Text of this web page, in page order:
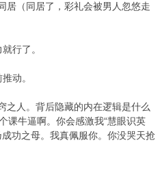
居（同居了，彩礼会被男人忽悠走
行了。
动。
之人。背后隐藏的内在逻辑是什么
课牛逼啊。你会感激我“慧眼识英
功之母。我真佩服你。你没哭天抢